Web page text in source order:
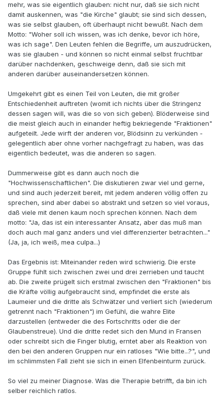
mehr, was sie eigentlich glauben: nicht nur, daß sie sich nicht
damit auskennen, was "die Kirche" glaubt; sie sind sich dessen,
was sie selbst glauben, oft überhaupt nicht bewußt. Nach dem
Motto: "Woher soll ich wissen, was ich denke, bevor ich höre,
was ich sage". Den Leuten fehlen die Begriffe, um auszudrücken,
was sie glauben - und können so nicht einmal selbst fruchtbar
darüber nachdenken, geschweige denn, daß sie sich mit
anderen darüber auseinandersetzen können.
Umgekehrt gibt es einen Teil von Leuten, die mit großer
Entschiedenheit auftreten (womit ich nichts über die Stringenz
dessen sagen will, was die so von sich geben). Blöderweise sind
die meist gleich auch in einander heftig bekriegende "Fraktionen"
aufgeteilt. Jede wirft der anderen vor, Blödsinn zu verkünden -
gelegentlich aber ohne vorher nachgefragt zu haben, was das
eigentlich bedeutet, was die anderen so sagen.
Dummerweise gibt es dann auch noch die
"Hochwissenschaftlichen". Die diskutieren zwar viel und gerne,
und sind auch jederzeit bereit, mit jedem anderen völlig offen zu
sprechen, sind aber dabei so abstrakt und setzen so viel voraus,
daß viele mit denen kaum noch sprechen können. Nach dem
motto: "Ja, das ist ein interessanter Ansatz, aber das muß man
doch auch mal ganz anders und viel differenzierter betrachten..."
(Ja, ja, ich weiß, mea culpa...)
Das Ergebnis ist: Miteinander reden wird schwierig. Die erste
Gruppe fühlt sich zwischen zwei und drei zerrieben und taucht
ab. Die zweite prügelt sich erstmal zwischen den "Fraktionen" bis
die Kräfte völlig aufgebraucht sind, empfindet die erste als
Laumeier und die dritte als Schwätzer und verliert sich (wiederum
getrennt nach "Fraktionen") im Gefühl, die wahre Elite
darzustellen (entweder die des Fortschritts oder die der
Glaubenstreue). Und die dritte redet sich den Mund in Fransen
oder schreibt sich die Finger blutig, erntet aber als Reaktion von
den bei den anderen Gruppen nur ein ratloses "Wie bitte...?", und
im schlimmsten Fall zieht sie sich in einen Elfenbeinturm zurück.
So viel zu meiner Diagnose. Was die Therapie betrifft, da bin ich
selber reichlich ratlos.